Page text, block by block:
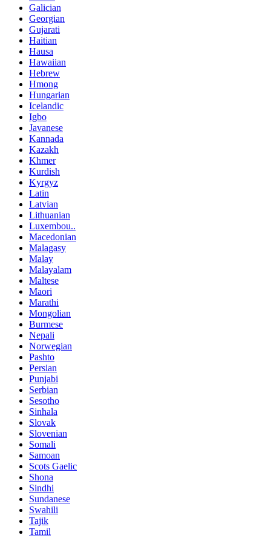
Galician
Georgian
Gujarati
Haitian
Hausa
Hawaiian
Hebrew
Hmong
Hungarian
Icelandic
Igbo
Javanese
Kannada
Kazakh
Khmer
Kurdish
Kyrgyz
Latin
Latvian
Lithuanian
Luxembou..
Macedonian
Malagasy
Malay
Malayalam
Maltese
Maori
Marathi
Mongolian
Burmese
Nepali
Norwegian
Pashto
Persian
Punjabi
Serbian
Sesotho
Sinhala
Slovak
Slovenian
Somali
Samoan
Scots Gaelic
Shona
Sindhi
Sundanese
Swahili
Tajik
Tamil